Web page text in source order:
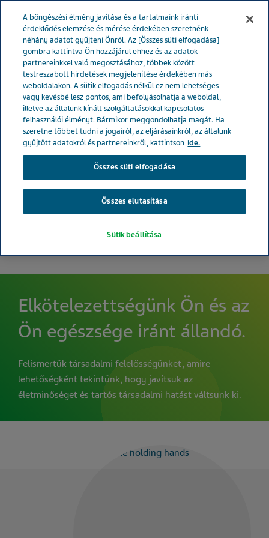
Elkötelezettségünk Ön és az
Ön egészsége iránt állandó.
Felismertük társadalmi felelősségünket, amire
lehetőségként tekintünk, hogy javítsuk az
életminőséget és tartós társadalmi hatást váltsunk ki.
A böngészési élmény javítása és a tartalmaink iránti
érdeklődés elemzése és mérése érdekében szeretnénk
néhány adatot gyűjteni Önről. Az [Összes süti elfogadása]
gombra kattintva Ön hozzájárul ehhez és az adatok
partnereinkkel való megosztásához, többek között
testreszabott hirdetések megjelenítése érdekében más
weboldalakon. A sütik elfogadás nélkül ez nem lehetséges
vagy kevésbé lesz pontos, ami befolyásolhatja a weboldal,
illetve az általunk kínált szolgáltatásokkal kapcsolatos
felhasználói élményt. Bármikor meggondolhatja magát. Ha
szeretne többet tudni a jogairól, az eljárásainkról, az általunk
gyűjtött adatokról és partnereinkről, kattintson ide.
Összes süti elfogadása
Összes elutasítása
Sütik beállítása